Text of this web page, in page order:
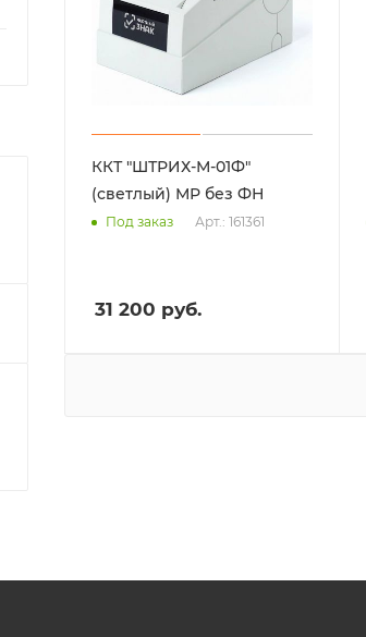
ККТ "ШТРИХ-М-01Ф"
(светлый) МР без ФН
Под заказ Арт.: 161361
31 200 руб.